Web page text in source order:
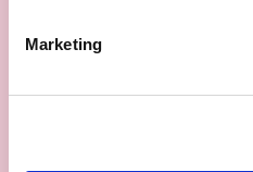
Marketing